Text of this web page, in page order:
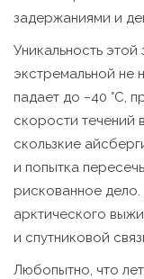
задержаниями и
Уникальность
экстремальной не
падает до −40 °C,
скорости течений
скользкие
и попытка
рискованное
арктического
и спутниковой
Любопытно, что